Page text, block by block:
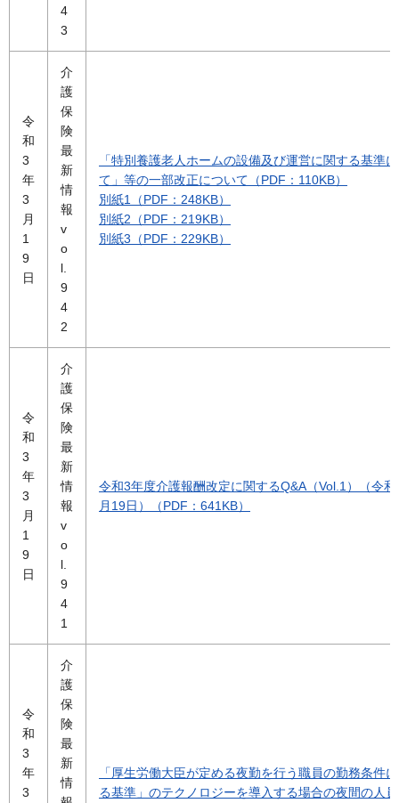
4
3
令
和
3
年
3
月
1
9
日
介
護
保
険
最
新
情
報
v
o
l.
9
4
2
「特別養護老人ホームの設備及び運営に関する基準
て」等の一部改正について（PDF：110KB）
別紙1（PDF：248KB）
別紙2（PDF：219KB）
別紙3（PDF：229KB）
令
和
3
年
3
月
1
9
日
介
護
保
険
最
新
情
報
v
o
l.
9
4
1
令和3年度介護報酬改定に関するQ&A（Vol.1）（令
月19日）（PDF：641KB）
令
和
3
年
3
介
護
保
険
最
新
情
「厚生労働大臣が定める夜勤を行う職員の勤務条件
る基準」のテクノロジーを導入する場合の夜間の人